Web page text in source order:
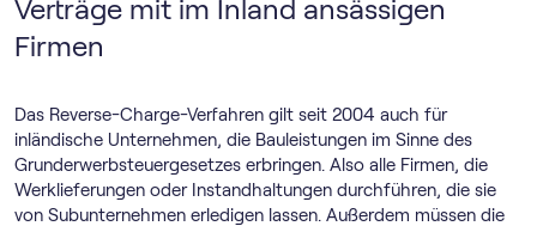
Verträge mit im Inland ansässigen
Firmen
Das Reverse-Charge-Verfahren gilt seit 2004 auch für
inländische Unternehmen, die Bauleistungen im Sinne des
Grunderwerbsteuergesetzes erbringen. Also alle Firmen, die
Werklieferungen oder Instandhaltungen durchführen, die sie
von Subunternehmen erledigen lassen. Außerdem müssen die